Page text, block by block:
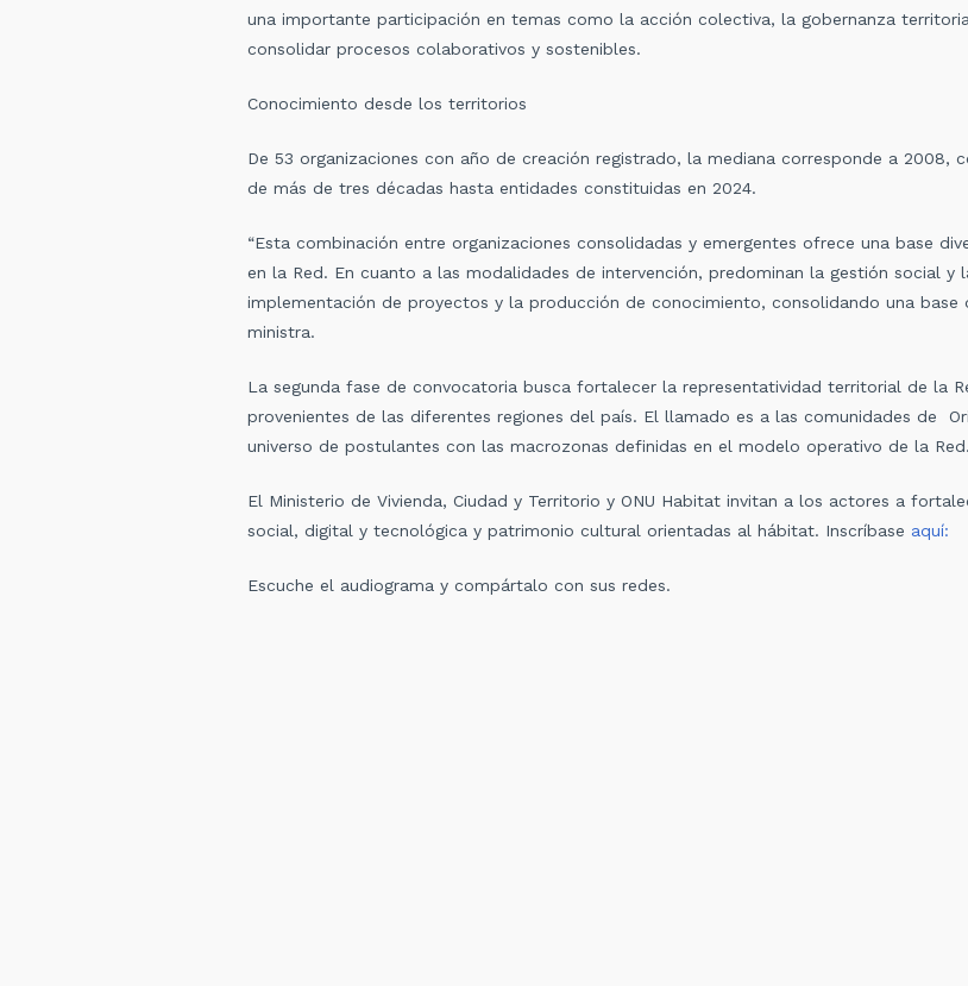
una importante participación en temas como la acción colectiva, la gobernanza
consolidar procesos colaborativos y sostenibles.
Conocimiento desde los territorios
De 53 organizaciones con año de creación registrado, la mediana corresponde a 2008,
de más de tres décadas hasta entidades constituidas en 2024.
“Esta combinación entre organizaciones consolidadas y emergentes ofrece una base
en la Red. En cuanto a las modalidades de intervención, predominan la gestión social y
implementación de proyectos y la producción de conocimiento, consolidando una base
ministra.
La segunda fase de convocatoria busca fortalecer la representatividad territorial de la
provenientes de las diferentes regiones del país. El llamado es a las comunidades de
universo de postulantes con las macrozonas definidas en el modelo operativo de la Red.
El Ministerio de Vivienda, Ciudad y Territorio y ONU Habitat invitan a los actores a
social, digital y tecnológica y patrimonio cultural orientadas al hábitat. Inscríbase aquí:
Escuche el audiograma y compártalo con sus redes.